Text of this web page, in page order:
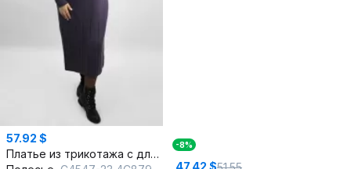
57.92 $
Платье из трикотажа с длинным рукавом и круглым вырезом
-8%